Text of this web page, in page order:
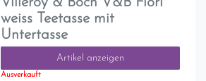
weiss Teetasse mit
Untertasse
Artikel anzeigen
Ausverkauft